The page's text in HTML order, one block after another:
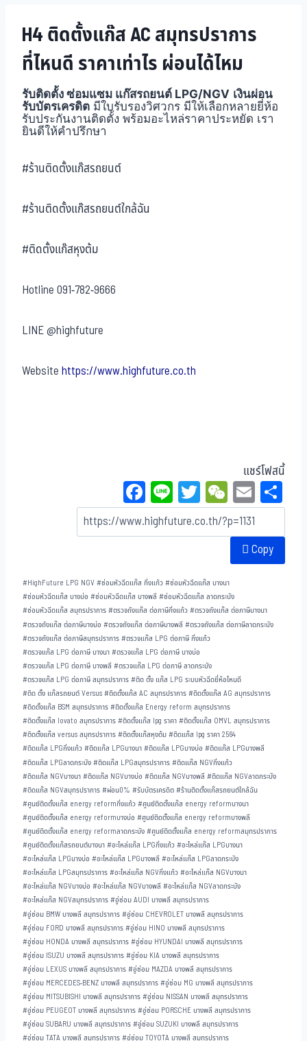
H4 ติดตั้งแก๊ส AC สมุทรปราการ
ที่ไหนดี ราคาเท่าไร ผ่อนได้ไหม
รับติดตั้ง ซ่อมแซม แก๊สรถยนต์ LPG/NGV เงินผ่อน
รับบัตรเครดิต มีใบรับรองวิศวกร มีให้เลือกหลายยี่ห้อ
รับประกันงานติดตั้ง พร้อมอะไหล่ราคาประหยัด เรา
ยินดีให้คำปรึกษา
#ร้านติดตั้งแก๊สรถยนต์
#ร้านติดตั้งแก๊สรถยนต์ใกล้ฉัน
#ติดตั้งแก๊สหุงต้ม
Hotline091-782-9666
LINE@highfuture
Websitehttps://www.highfuture.co.th
แชร์โฟสนี้
Fa
ce
bo
Li
ne
T
wi
tt
W
eC
ha
t
E
m
ail
Copy
#HighFuture LPG NGV#ซ่อมหัวฉีดแก๊ส กิ่งแก้ว#ซ่อมหัวฉีดแก๊ส บางนา
#ซ่อมหัวฉีดแก๊ส บางบ่อ #ซ่อมหัวฉีดแก๊ส บางพลี #ซ่อมหัวฉีดแก๊ส ลาดกระบัง
#ซ่อมหัวฉีดแก๊ส สมุทรปราการ#ตรวจถังแก๊ส ต่อภาษีกิ่งแก้ว#ตรวจถังแก๊ส ต่อภาษีบางนา
#ตรวจถังแก๊ส ต่อภาษีบางบ่อ #ตรวจถังแก๊ส ต่อภาษีบางพลี #ตรวจถังแก๊ส ต่อภาษีลาดกระบัง
#ตรวจถังแก๊ส ต่อภาษีสมุทรปราการ#ตรวจแก๊ส LPG ต่อภาษี กิ่งแก้ว
#ตรวจแก๊ส LPG ต่อภาษี บางนา#ตรวจแก๊ส LPG ต่อภาษี บางบ่อ
#ตรวจแก๊ส LPG ต่อภาษี บางพลี #ตรวจแก๊ส LPG ต่อภาษี ลาดกระบัง
#ตรวจแก๊ส LPG ต่อภาษี สมุทรปราการ#ติด ตั้ง แก๊ส LPG ระบบหัวฉีดยี่ห้อไหนดี
#ติด ตั้ง แก๊สรถยนต์ Versus#ติดตั้งแก๊ส AC สมุทรปราการ#ติดตั้งแก๊ส AG สมุทรปราการ
#ติดตั้งแก๊ส BSM สมุทรปราการ#ติดตั้งแก๊ส Energy reform สมุทรปราการ
#ติดตั้งแก๊ส lovato สมุทรปราการ#ติดตั้งแก๊ส lpg ราคา#ติดตั้งแก๊ส OMVL สมุทรปราการ
#ติดตั้งแก๊ส versus สมุทรปราการ#ติดตั้งแก๊สหุงต้ม#ติดแก๊ส lpg ราคา 2564
#ติดแก๊ส LPGกิ่งแก้ว#ติดแก๊ส LPGบางนา#ติดแก๊ส LPGบางบ่อ #ติดแก๊ส LPGบางพลี
#ติดแก๊ส LPGลาดกระบัง#ติดแก๊ส LPGสมุทรปราการ#ติดแก๊ส NGVกิ่งแก้ว
#ติดแก๊ส NGVบางนา#ติดแก๊ส NGVบางบ่อ #ติดแก๊ส NGVบางพลี #ติดแก๊ส NGVลาดกระบัง
#ติดแก๊ส NGVสมุทรปราการ#ผ่อน0% #รับบัตรเครดิต#ร้านติดตั้งแก๊สรถยนต์ใกล้ฉัน
#ศูนย์ติดตั้งแก๊ส energy reformกิ่งแก้ว#ศูนย์ติดตั้งแก๊ส energy reformบางนา
#ศูนย์ติดตั้งแก๊ส energy reformบางบ่อ #ศูนย์ติดตั้งแก๊ส energy reformบางพลี
#ศูนย์ติดตั้งแก๊ส energy reformลาดกระบัง#ศูนย์ติดตั้งแก๊ส energy reformสมุทรปราการ
#ศูนย์ติดตั้งแก๊สรถยนต์บางนา#อะไหล่แก๊ส LPGกิ่งแก้ว#อะไหล่แก๊ส LPGบางนา
#อะไหล่แก๊ส LPGบางบ่อ #อะไหล่แก๊ส LPGบางพลี #อะไหล่แก๊ส LPGลาดกระบัง
#อะไหล่แก๊ส LPGสมุทรปราการ#อะไหล่แก๊ส NGVกิ่งแก้ว#อะไหล่แก๊ส NGVบางนา
#อะไหล่แก๊ส NGVบางบ่อ #อะไหล่แก๊ส NGVบางพลี #อะไหล่แก๊ส NGVลาดกระบัง
#อะไหล่แก๊ส NGVสมุทรปราการ#อู่ซ่อม AUDI บางพลี สมุทรปราการ
#อู่ซ่อม BMW บางพลี สมุทรปราการ#อู่ซ่อม CHEVROLET บางพลี สมุทรปราการ
#อู่ซ่อม FORD บางพลี สมุทรปราการ#อู่ซ่อม HINO บางพลี สมุทรปราการ
#อู่ซ่อม HONDA บางพลี สมุทรปราการ#อู่ซ่อม HYUNDAI บางพลี สมุทรปราการ
#อู่ซ่อม ISUZU บางพลี สมุทรปราการ#อู่ซ่อม KIA บางพลี สมุทรปราการ
#อู่ซ่อม LEXUS บางพลี สมุทรปราการ#อู่ซ่อม MAZDA บางพลี สมุทรปราการ
#อู่ซ่อม MERCEDES-BENZ บางพลี สมุทรปราการ#อู่ซ่อม MG บางพลี สมุทรปราการ
#อู่ซ่อม MITSUBISHI บางพลี สมุทรปราการ#อู่ซ่อม NISSAN บางพลี สมุทรปราการ
#อู่ซ่อม PEUGEOT บางพลี สมุทรปราการ#อู่ซ่อม PORSCHE บางพลี สมุทรปราการ
#อู่ซ่อม SUBARU บางพลี สมุทรปราการ#อู่ซ่อม SUZUKI บางพลี สมุทรปราการ
#อู่ซ่อม TATA บางพลี สมุทรปราการ#อู่ซ่อม TOYOTA บางพลี สมุทรปราการ